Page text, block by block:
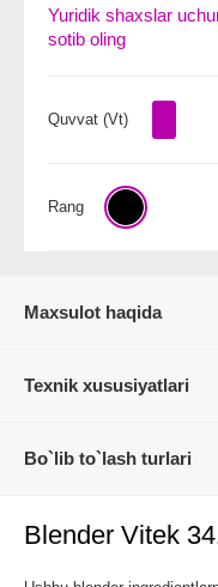
Yuridik shaxslar
sotib oling
Quvvat (Vt)
Rang
Maxsulot haqida
Texnik xususiyatlari
Bo`lib to`lash turlari
Blender Vitek